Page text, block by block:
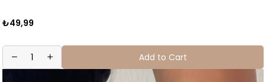
₺49,99
Add to Cart